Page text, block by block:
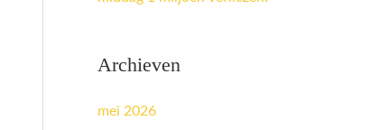
Archieven
mei 2026